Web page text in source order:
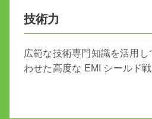
技術力
広範な技術専門知識を活用
わせた高度な EMI シールド